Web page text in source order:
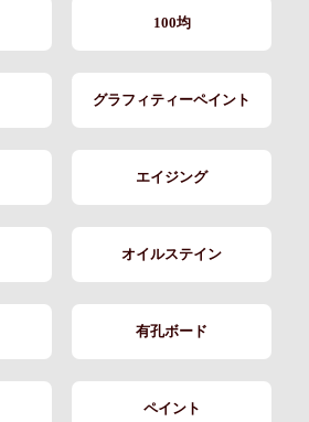
100均
グラフィティーペイント
エイジング
オイルステイン
有孔ボード
ペイント